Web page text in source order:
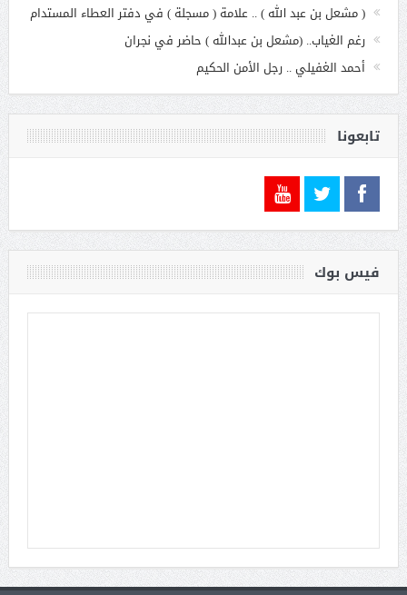
( مشعل بن عبد الله ) .. علامة ( مسجلة ) في دفتر العطاء المستدام
رغم الغياب.. (مشعل بن عبدالله ) حاضر في نجران
أحمد الغفيلي .. رجل الأمن الحكيم
تابعونا
فيس بوك